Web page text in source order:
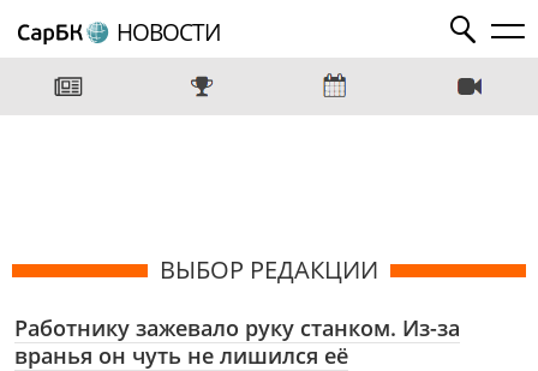
НОВОСТИ
ВЫБОР РЕДАКЦИИ
Работнику зажевало руку станком. Из-за
вранья он чуть не лишился её